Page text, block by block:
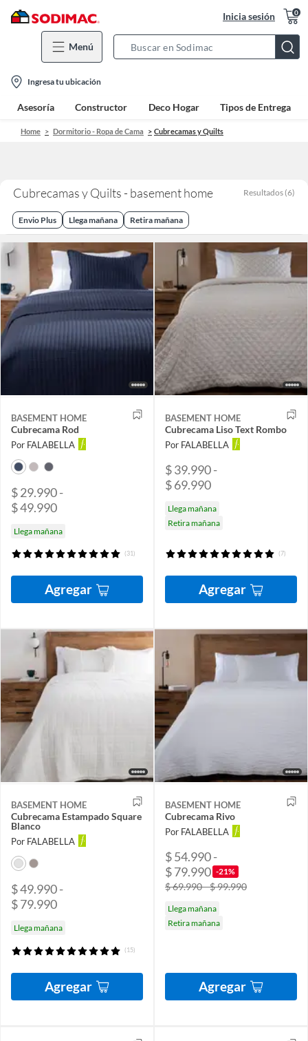
Inicia sesión 0
Menú
Bar
location-
icon
Ingresa tu ubicación
Asesoría Constructor Deco Hogar Tipos de Entrega
Home Dormitorio - Ropa de Cama Cubrecamas y Quilts
Cubrecamas y Quilts - basement home Resultados (6)
Envio Plus Llega mañana Retira mañana
BASEMENT HOME
Cubrecama Rod
Por FALABELLA
$ 29.990 -
$ 49.990
Llega mañana
(31)
Agregar
BASEMENT HOME
Cubrecama Liso Text Rombo
Por FALABELLA
$ 39.990 -
$ 69.990
Llega mañana
Retira mañana
(7)
Agregar
BASEMENT HOME
Cubrecama Estampado Square
Blanco
Por FALABELLA
$ 49.990 -
$ 79.990
Llega mañana
(15)
Agregar
BASEMENT HOME
Cubrecama Rivo
Por FALABELLA
$ 54.990 -
$ 79.990 -21%
$ 69.990 - $ 99.990
Llega mañana
Retira mañana
Agregar